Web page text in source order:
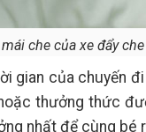
che của xe đẩy
gian của chuyến
thưởng thức
nhất để cùng bé